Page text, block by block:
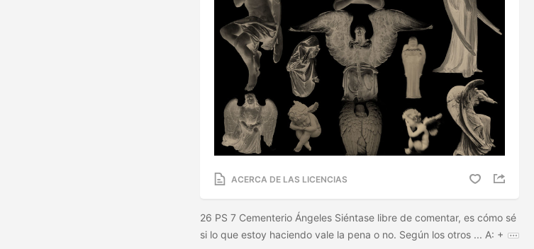
ACERCA DE LAS LICENCIAS
26 PS 7 Cementerio Ángeles Siéntase libre de comentar, es cómo sé
si lo que estoy haciendo vale la pena o no. Según los otros ... A: +